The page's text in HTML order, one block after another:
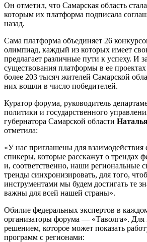
Он отметил, что Самарская область
которым их платформа подписала
назад.
Сама платформа объединяет 26
олимпиад, каждый из которых имеет
предлагает различные пути к успеху. И
существования платформы в ее
более 203 тысяч жителей Самарской
них вошли в число победителей.
Куратор форума, руководитель
политики и государственного
губернатора Самарской области
отметила:
«У нас приглашены для взаимодействия
спикеры, которые расскажут о трендах
и, соответственно, наши региональные
тренды синхронизировать, для того,
инструментами мы будем достигать те
важны для всей нашей страны».
Обилие федеральных экспертов в
организаторы форума — «Таволга». Для
решением, которое может показать
программ с регионами: